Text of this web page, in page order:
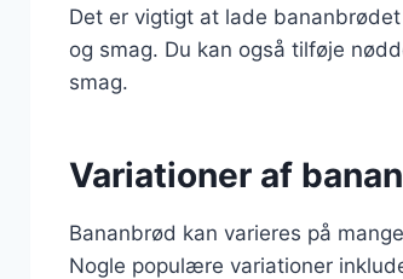
Det er vigtigt at lade
og smag. Du kan også tilføje
smag.
Variationer af
Bananbrød kan varieres på
Nogle populære variationer